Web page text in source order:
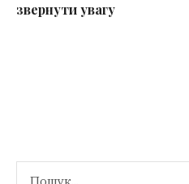
звернути увагу